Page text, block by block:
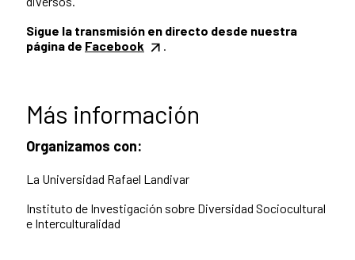
Sigue la transmisión en directo desde nuestra
página de Facebook .
Más información
Organizamos con:
La Universidad Rafael Landivar
Instituto de Investigación sobre Diversidad Sociocultural
e Interculturalidad